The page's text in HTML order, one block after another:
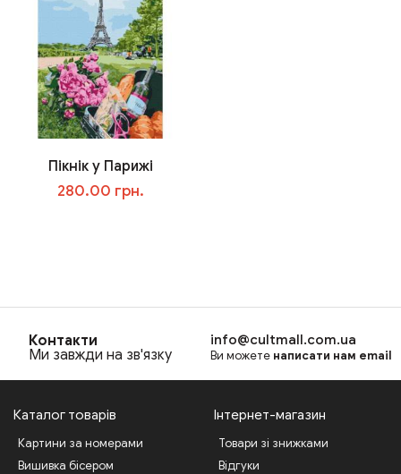
Пікнік у Парижі
280.00 грн.
Контакти
Ми завжди на зв'язку
info@cultmall.com.ua
Ви можете написати нам email
Каталог товарів
Картини за номерами
Вишивка бісером
Інтернет-магазин
Товари зі знижками
Відгуки